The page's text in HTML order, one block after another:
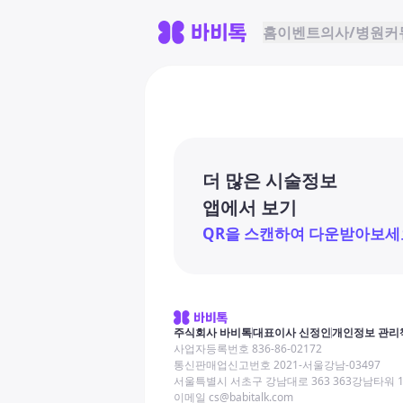
홈이벤트의사/병원커
더 많은 시술정보
앱에서 보기
QR을 스캔하여 다운받아보세
주식회사 바비톡대표이사 신정인개인정보 관리
사업자등록번호 836-86-02172
통신판매업신고번호 2021-서울강남-03497
서울특별시 서초구 강남대로 363 363강남타워
이메일 cs@babitalk.com